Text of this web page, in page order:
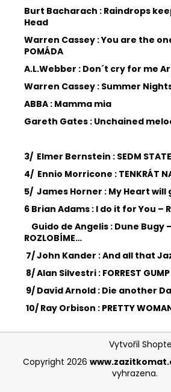
Burt Bacharach : Raindrops
Head
Warren Cassey : You are the
POMÁDA
A.L.Webber : Don´t cry for me
Warren Cassey : Summer
ABBA : Mamma mia
Gareth Gates : Unchained
3/ Elmer Bernstein : SEDM
4/ Ennio Morricone : TENKRÁT
5/ James Horner : My Heart will
6 Brian Adams : I do it for You –
Guido de Angelis : Dune Bugy –
ROZLOBÍME…
7/John Kander : And all that
8/Alan Silvestri : FORREST GUMP
9/ David Arnold : Die another
10/ Ray Orbison : PRETTY
Z
Vytvořil
Copyright 2026
vyhrazena.